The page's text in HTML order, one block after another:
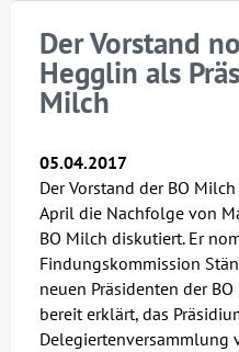
Der Vorstand
Hegglin als
Milch
05.04.2017
Der Vorstand der BO
April die Nachfolge von
BO Milch diskutiert. Er
Findungskommission
neuen Präsidenten der
bereit erklärt, das
Delegiertenversammlung